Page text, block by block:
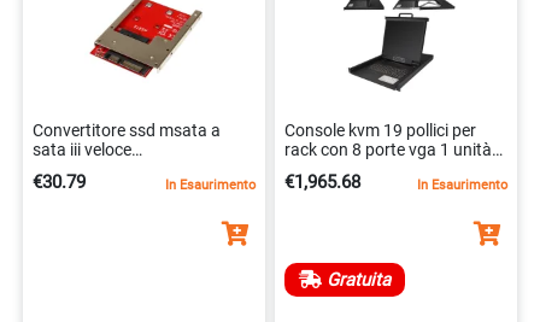
Convertitore ssd msata a
sata iii veloce
€30.79 In Esaurimento
Console kvm 19 pollici per
rack con 8 porte vga 1 unità
€1,965.68 In Esaurimento
Gratuita